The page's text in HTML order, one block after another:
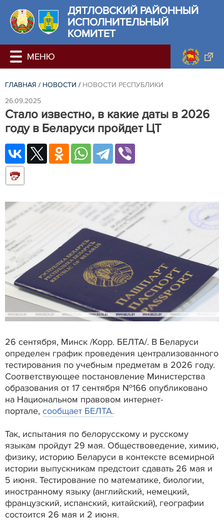
ДЯТЛОВСКИЙ РАЙОННЫЙ
ИСПОЛНИТЕЛЬНЫЙ
КОМИТЕТ
ГЛАВНАЯ / НОВОСТИ / НОВОСТИ РЕСПУБЛИКИ
26.09.2025
Стало известно, в какие даты в 2026
году в Беларуси пройдет ЦТ
26 сентября, Минск /Корр. БЕЛТА/. В Беларуси
определен график проведения централизованного
тестирования по учебным предметам в 2026 году.
Соответствующее постановление Министерства
образования от 17 сентября №166 опубликовано
на Национальном правовом интернет-
портале, сообщает БЕЛТА.
Так, испытания по белорусскому и русскому
языкам пройдут 29 мая. Обществоведение, химию,
физику, историю Беларуси в контексте всемирной
истории выпускникам предстоит сдавать 26 мая и
5 июня. Тестирование по математике, биологии,
иностранному языку (английский, немецкий,
французский, испанский, китайский), географии
состоится 26 мая и 2 июня.